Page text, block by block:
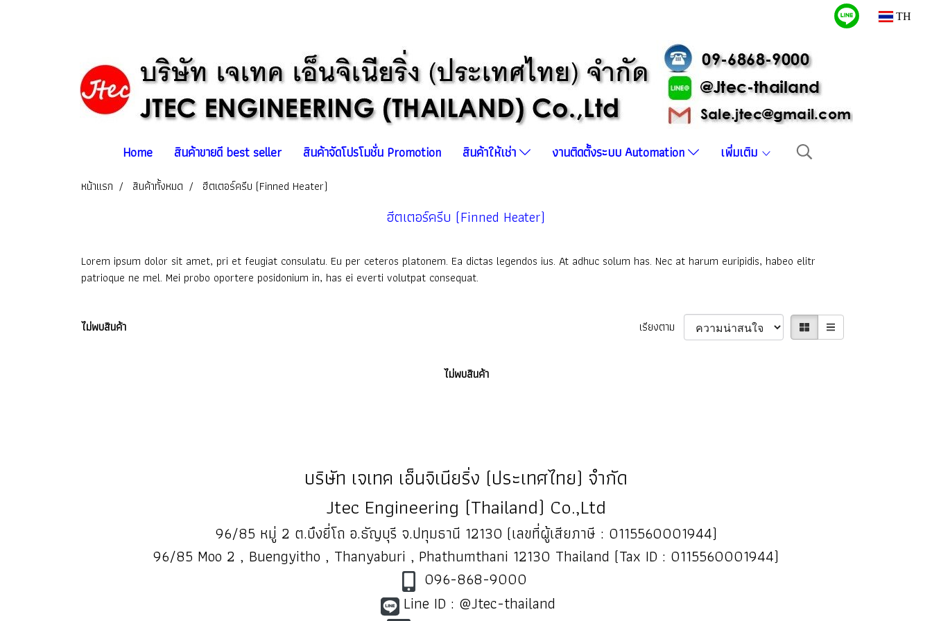
TH
Home สินค้าขายดี best seller สินค้าจัดโปรโมชั่น Promotion สินค้าให้เช่า งานติดตั้งระบบ Automation เพิ่มเติม
หน้าแรก สินค้าทั้งหมด ฮีตเตอร์ครีบ (Finned Heater)
ฮีตเตอร์ครีบ (Finned Heater)
Lorem ipsum dolor sit amet, pri et feugiat consulatu. Eu per ceteros platonem. Ea dictas legendos ius. At adhuc solum has. Nec at harum euripidis, habeo elitr
patrioque ne mel. Mei probo oportere posidonium in, has ei everti volutpat consequat.
ไม่พบสินค้า เรียงตาม
ไม่พบสินค้า
บริษัท เจเทค เอ็นจิเนียริ่ง (ประเทศไทย) จำกัด
Jtec Engineering (Thailand) Co.,Ltd
96/85 หมู่ 2 ต.บึงยี่โถ อ.ธัญบุรี จ.ปทุมธานี 12130 (เลขที่ผู้เสียภาษี : 0115560001944)
96/85 Moo 2 , Buengyitho , Thanyaburi , Phathumthani 12130 Thailand (Tax ID : 0115560001944)
096-868-9000
Line ID : @Jtec-thailand